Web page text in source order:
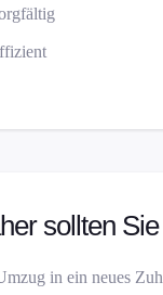
sollten
in ein neues